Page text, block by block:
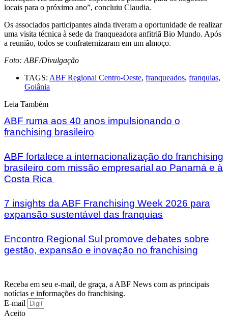
locais para o próximo ano”, concluiu Claudia.
Os associados participantes ainda tiveram a oportunidade de realizar
uma visita técnica à sede da franqueadora anfitriã Bio Mundo. Após
a reunião, todos se confraternizaram em um almoço.
Foto: ABF/Divulgação
TAGS: ABF Regional Centro-Oeste, franqueados, franquias,
Goiânia
Leia Também
ABF ruma aos 40 anos impulsionando o
franchising brasileiro
ABF fortalece a internacionalização do franchising
brasileiro com missão empresarial ao Panamá e à
Costa Rica
7 insights da ABF Franchising Week 2026 para
expansão sustentável das franquias
Encontro Regional Sul promove debates sobre
gestão, expansão e inovação no franchising
Receba em seu e-mail, de graça, a ABF News com as principais
notícias e informações do franchising.
E-mail
Aceito